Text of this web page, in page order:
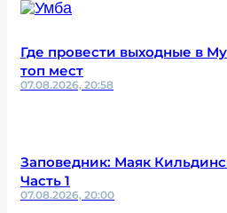
Где провести выходные в
топ мест
07.08.2026, 20:58
Заповедник: Маяк
Часть 1
07.08.2026, 20:00